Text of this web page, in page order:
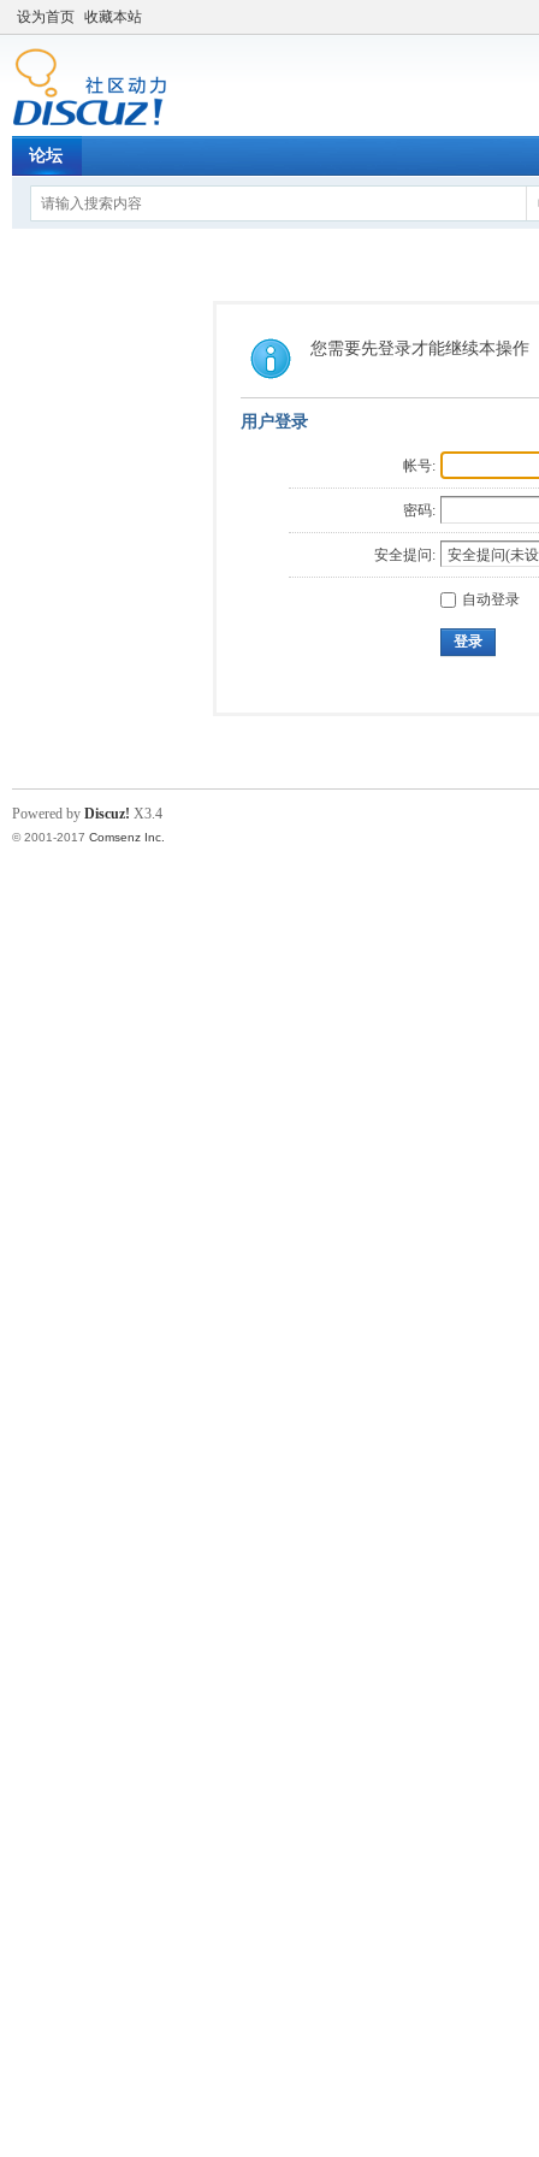
设为首页 收藏本站
论坛
您需要先登录才能继续本操作
用户登录
帐号:
密码:
安全提问:
自动登录
登录
Powered by Discuz! X3.4
© 2001-2017 Comsenz Inc.